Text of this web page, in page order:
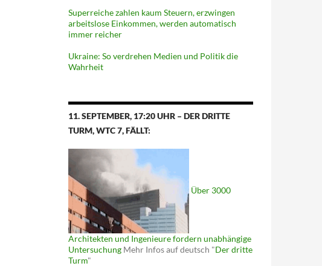
Superreiche zahlen kaum Steuern, erzwingen
arbeitslose Einkommen, werden automatisch
immer reicher
Ukraine: So verdrehen Medien und Politik die
Wahrheit
11. SEPTEMBER, 17:20 UHR – DER DRITTE
TURM, WTC 7, FÄLLT:
Über 3000
Architekten und Ingenieure fordern unabhängige
Untersuchung Mehr Infos auf deutsch "Der dritte
Turm"